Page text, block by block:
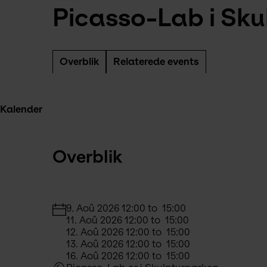
Picasso-Lab i
Overblik Relaterede events
Kalender
Overblik
9. Aoû 2026 12:00 to  15:00
11. Aoû 2026 12:00 to  15:00
12. Aoû 2026 12:00 to  15:00
13. Aoû 2026 12:00 to  15:00
16. Aoû 2026 12:00 to  15:00